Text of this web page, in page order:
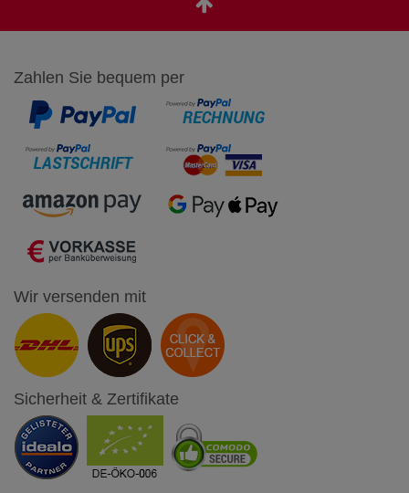
Zahlen Sie bequem per
Wir versenden mit
Sicherheit & Zertifikate